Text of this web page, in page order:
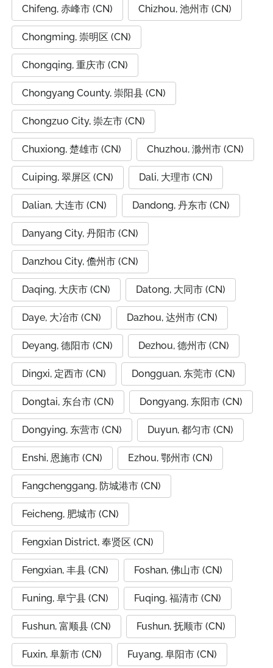
Chifeng, 赤峰市 (CN) Chizhou, 池州市 (CN)
Chongming, 崇明区 (CN)
Chongqing, 重庆市 (CN)
Chongyang County, 崇阳县 (CN)
Chongzuo City, 崇左市 (CN)
Chuxiong, 楚雄市 (CN) Chuzhou, 滁州市 (CN)
Cuiping, 翠屏区 (CN) Dali, 大理市 (CN)
Dalian, 大连市 (CN) Dandong, 丹东市 (CN)
Danyang City, 丹阳市 (CN)
Danzhou City, 儋州市 (CN)
Daqing, 大庆市 (CN) Datong, 大同市 (CN)
Daye, 大冶市 (CN) Dazhou, 达州市 (CN)
Deyang, 德阳市 (CN) Dezhou, 德州市 (CN)
Dingxi, 定西市 (CN) Dongguan, 东莞市 (CN)
Dongtai, 东台市 (CN) Dongyang, 东阳市 (CN)
Dongying, 东营市 (CN) Duyun, 都匀市 (CN)
Enshi, 恩施市 (CN) Ezhou, 鄂州市 (CN)
Fangchenggang, 防城港市 (CN)
Feicheng, 肥城市 (CN)
Fengxian District, 奉贤区 (CN)
Fengxian, 丰县 (CN) Foshan, 佛山市 (CN)
Funing, 阜宁县 (CN) Fuqing, 福清市 (CN)
Fushun, 富顺县 (CN) Fushun, 抚顺市 (CN)
Fuxin, 阜新市 (CN) Fuyang, 阜阳市 (CN)